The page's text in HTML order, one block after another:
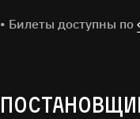
• Билеты доступны по